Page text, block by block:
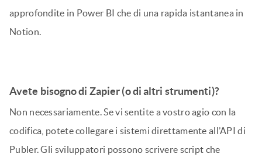
Power BI : visualizza dashboard completamente
interattivi, con grafici e marchio personalizzato, che
è perfetto per conservare le metriche insieme alle
note di progetto e ai documenti dei clienti, se si usa
Notion quotidianamente. Non sostituisce i grafici di
Power BI, ma aggiunge visibilità e contesto dove